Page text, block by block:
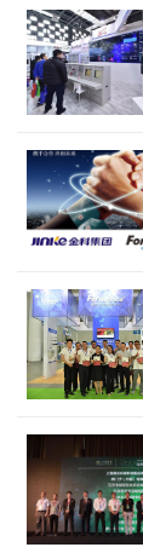
力和闲难，同
巨大的经济
响，基至还会
亡。图像型
是针对这种高
物的消防设
现场图像的
处理和特征
现火焰的跟踪
更早的进行
报早防的效
成示意图：
和监控端两
两者之间通
联，一台监